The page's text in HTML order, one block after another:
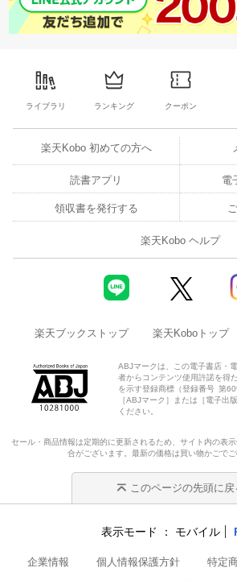
ライブラリ ランキング クーポン
楽天Kobo 初めての方へ
読書アプリ 電
領収書を発行する
楽天Kobo ヘルプ
楽天ブックストップ 楽天Koboトップ
ABJマークは、この電子書店・
者からコンテンツ使用許諾を得
を示す登録商標（登録番号 第
［ABJマーク］または［電子出
ください。
セール・商品情報は定期的に更新されるため、サイト内の表
合がございます。最新の価格は買い物かごでご
このページの先頭に戻
表示モード モバイル
企業情報 個人情報保護方針
特定